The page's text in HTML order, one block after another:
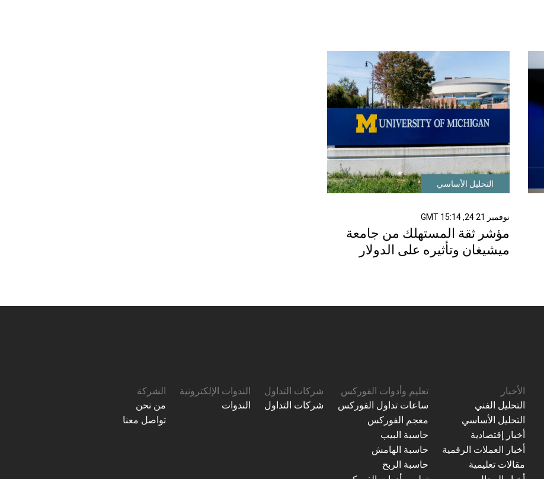
التحليل الأساسي
نوفمبر 21 24, 15:14 GMT
مؤشر ثقة المستهلك من جامعة
ميشيغان وتأثيره على الدولار
الأخبار
التحليل الفني
التحليل الأساسي
أخبار إقتصادية
أخبار العملات الرقمية
مقالات تعليمية
تعليم وأدوات الفوركس
ساعات تداول الفوركس
معجم الفوركس
حاسبة البيب
حاسبة الهامش
حاسبة الربح
شركات التداول
شركات التداول
الندوات الإلكترونية
الندوات
الشركة
من نحن
تواصل معنا